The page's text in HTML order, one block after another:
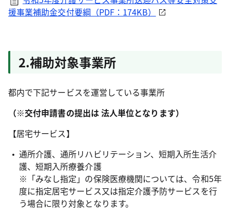
援事業補助金交付要綱（PDF：174KB）
2.補助対象事業所
都内で下記サービスを運営している事業所
（※交付申請書の提出は 法人単位となります）
【居宅サービス】
通所介護、通所リハビリテーション、短期入所生活介
護、短期入所療養介護
※「みなし指定」の保険医療機関については、令和5年
度に指定居宅サービス又は指定介護予防サービスを行
う場合に限り対象となります。